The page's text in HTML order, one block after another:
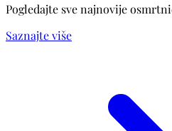
Pogledajte sve najnovije
Saznajte više